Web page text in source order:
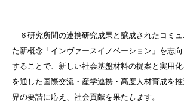
６研究所間の連携研究成果と醸成されたコミュ
た新概念「インヴァースイノベーション」を志
することで、新しい社会基盤材料の提案と実用
を通した国際交流・産学連携・高度人材育成を
界の要請に応え、社会貢献を果た します。